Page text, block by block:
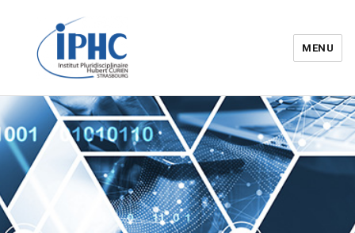
Institut pluridisciplinaire Hubert
Curien – IPHC
MENU